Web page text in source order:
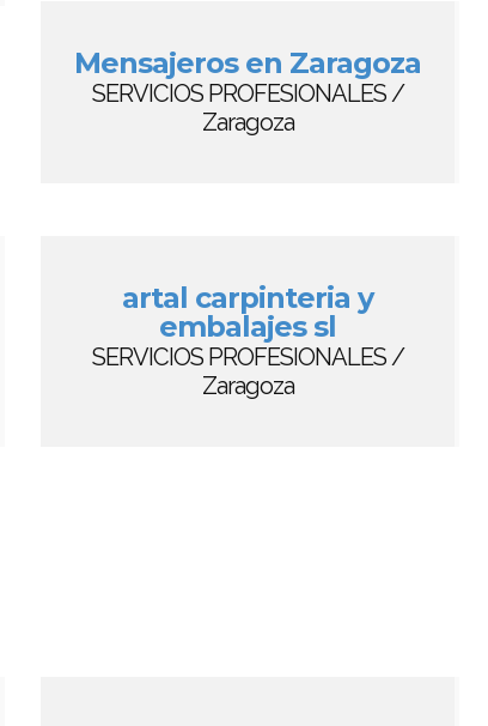
Mensajeros en Zaragoza
SERVICIOS PROFESIONALES /
Zaragoza
artal carpinteria y
embalajes sl
SERVICIOS PROFESIONALES /
Zaragoza